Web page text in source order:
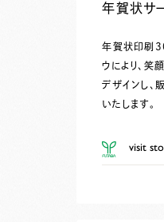
年賀状サ
年賀状印刷
ウにより、笑
デザインし、
いたします。
visit